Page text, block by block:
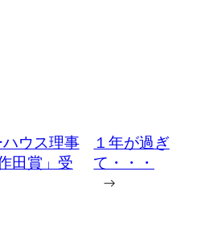
ハウス理事
田賞」受
１年が過ぎ
て・・・
→